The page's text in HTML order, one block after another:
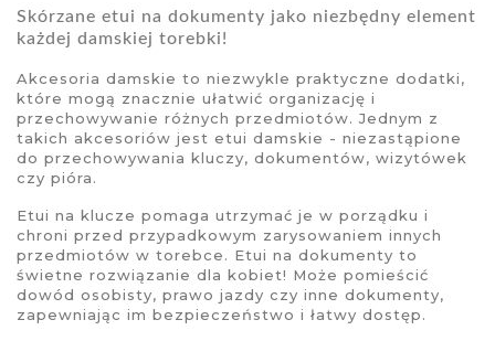
Skórzane etui na dokumenty jako niezbędny element
każdej damskiej torebki!
Akcesoria damskie to niezwykle praktyczne dodatki,
które mogą znacznie ułatwić organizację i
przechowywanie różnych przedmiotów. Jednym z
takich akcesoriów jest etui damskie - niezastąpione
do przechowywania kluczy, dokumentów, wizytówek
czy pióra.
Etui na klucze pomaga utrzymać je w porządku i
chroni przed przypadkowym zarysowaniem innych
przedmiotów w torebce. Etui na dokumenty to
świetne rozwiązanie dla kobiet! Może pomieścić
dowód osobisty, prawo jazdy czy inne dokumenty,
zapewniając im bezpieczeństwo i łatwy dostęp.